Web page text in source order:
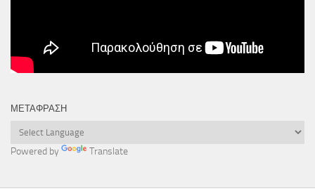
ΜΕΤΆΦΡΑΣΗ
Powered by Translate